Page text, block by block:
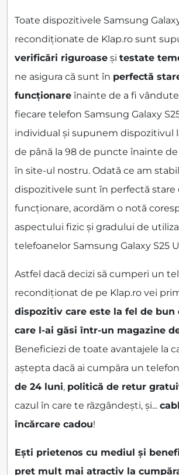
Toate dispozitivele Samsung
recondiționate de Klap.ro sunt
verificări riguroase și testate
ne asigura că sunt în perfectă
funcționare înainte de a fi
fiecare telefon Samsung Galaxy
individual și supunem dispozitivul
de până la 98 de puncte înainte
în site-ul nostru. Odată ce am
dispozitivele sunt în perfectă stare
funcționare, acordăm o notă
aspectului fizic și gradului de
telefoanelor Samsung Galaxy S25
Astfel dacă decizi să cumperi un
recondiționat de pe Klap.ro vei
dispozitiv care este la fel de bun
care l-ai găsi într-un magazine
Beneficiezi de toate avantajele la
aștepta dacă ai cumpăra un
de 24 luni, politică de retur
cazul în care te răzgândești, și...
încărcare cadou!
Ești prietenos cu mediul și
preț mult mai atractiv la